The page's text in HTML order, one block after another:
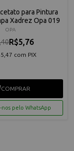
para Pintura
Xadrez Opa 019
OPA
R$5,76
com PIX
COMPRAR
nos pelo WhatsApp